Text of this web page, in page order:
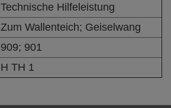
Technische Hilfeleistung
Zum Wallenteich; Geiselwang
909; 901
H TH 1